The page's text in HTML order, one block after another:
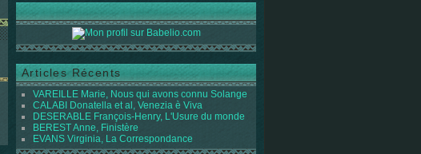
Articles Récents
VAREILLE Marie, Nous qui avons connu Solange
CALABI Donatella et al, Venezia è Viva
DESERABLE François-Henry, L'Usure du monde
BEREST Anne, Finistère
EVANS Virginia, La Correspondance